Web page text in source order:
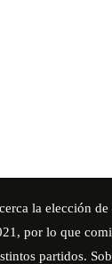
la elección
por lo que
partidos.